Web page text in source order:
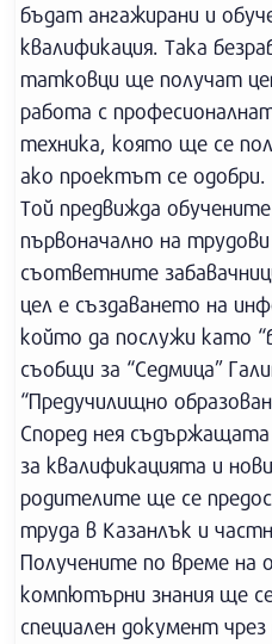
бъдат ангажирани и
квалификация. Така
татковци ще получат
работа с
техника, която ще се
ако проектът се одобри.
Той предвижда
първоначално на
съответните
цел е създаването на
който да послужи като
съобщи за “Седмица”
“Предучилищно
Според нея
за квалификацията и
родителите ще се
труда в Казанлък и
Получените по време на
компютърни знания ще
специален документ